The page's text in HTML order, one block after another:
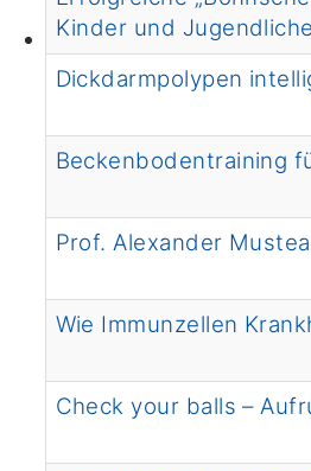
Kontakt
Anfahrt
Kinder und
Dickdarmpolypen
Beckenbodentraining
Prof. Alexander
Wie Immunzellen
Check your balls –